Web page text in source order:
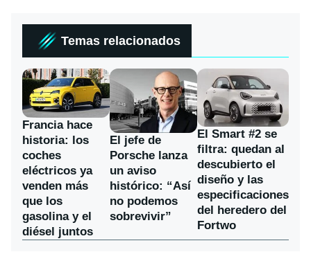
Temas relacionados
Francia hace
historia: los
coches
eléctricos ya
venden más
que los
gasolina y el
diésel juntos
El jefe de
Porsche lanza
un aviso
histórico: “Así
no podemos
sobrevivir”
El Smart #2 se
filtra: quedan al
descubierto el
diseño y las
especificaciones
del heredero del
Fortwo